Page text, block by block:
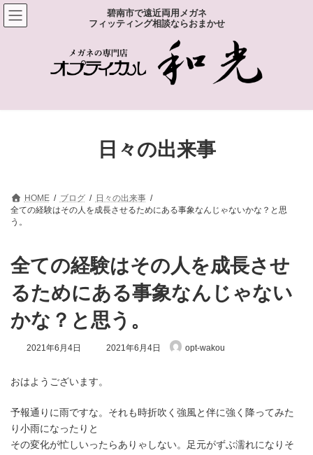
コ
ン
テ
ナ
ビ
ゲ
碧南市で遠近両用メガネ
フィッティング相談ならおまかせ
日々の出来事
HOME ブログ
日々の出来事
全ての経験はその人を成長させるためにある事象なんじゃないかな？と思
う。
全ての経験はその人を成長させ
るためにある事象なんじゃない
かな？と思う。
2021年6月4日
最
2021年6月4日 opt-wakou
おはようございます。
予報通りに雨ですな。それも時折吹く強風と伴に強く降ってみた
り小雨になったりと
その変化が忙しいったらありゃしない。足元がずぶ濡れになりそ